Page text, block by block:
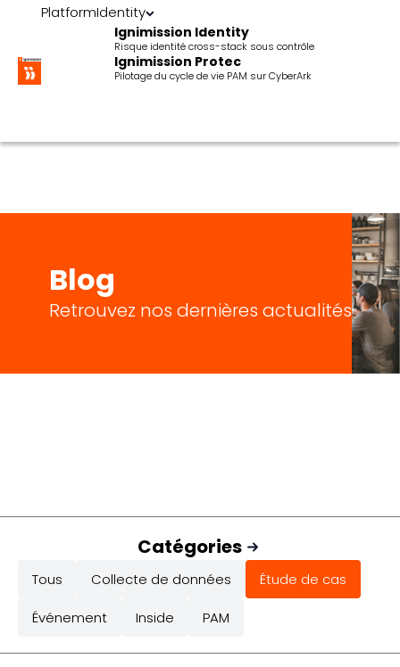
PlatformIdentity
Ignimission Identity
Risque identité cross-stack sous contrôle
Ignimission Protec
Pilotage du cycle de vie PAM sur CyberArk
Blog
Retrouvez nos dernières actualités
Catégories
Tous Collecte de données Étude de cas
Événement Inside PAM